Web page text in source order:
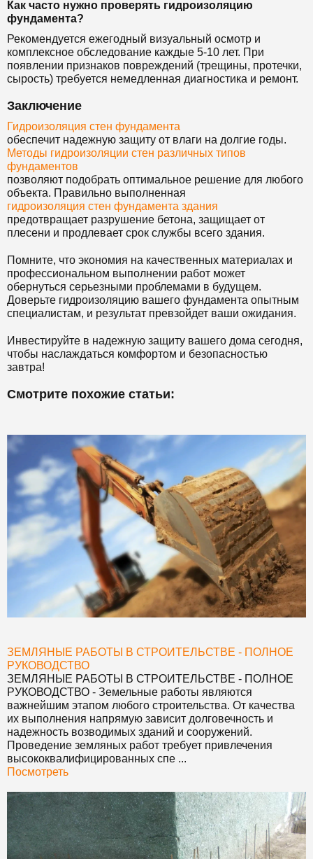
Как часто нужно проверять гидроизоляцию
фундамента?
Рекомендуется ежегодный визуальный осмотр и
комплексное обследование каждые 5-10 лет. При
появлении признаков повреждений (трещины, протечки,
сырость) требуется немедленная диагностика и ремонт.
Заключение
Гидроизоляция стен фундамента
обеспечит надежную защиту от влаги на долгие годы.
Методы гидроизоляции стен различных типов
фундаментов
позволяют подобрать оптимальное решение для любого
объекта. Правильно выполненная
гидроизоляция стен фундамента здания
предотвращает разрушение бетона, защищает от
плесени и продлевает срок службы всего здания.
Помните, что экономия на качественных материалах и
профессиональном выполнении работ может
обернуться серьезными проблемами в будущем.
Доверьте гидроизоляцию вашего фундамента опытным
специалистам, и результат превзойдет ваши ожидания.
Инвестируйте в надежную защиту вашего дома сегодня,
чтобы наслаждаться комфортом и безопасностью
завтра!
Смотрите похожие статьи:
ЗЕМЛЯНЫЕ РАБОТЫ В СТРОИТЕЛЬСТВЕ - ПОЛНОЕ
РУКОВОДСТВО
ЗЕМЛЯНЫЕ РАБОТЫ В СТРОИТЕЛЬСТВЕ - ПОЛНОЕ
РУКОВОДСТВО - Земельные работы являются
важнейшим этапом любого строительства. От качества
их выполнения напрямую зависит долговечность и
надежность возводимых зданий и сооружений.
Проведение земляных работ требует привлечения
высококвалифицированных спе ...
Посмотреть